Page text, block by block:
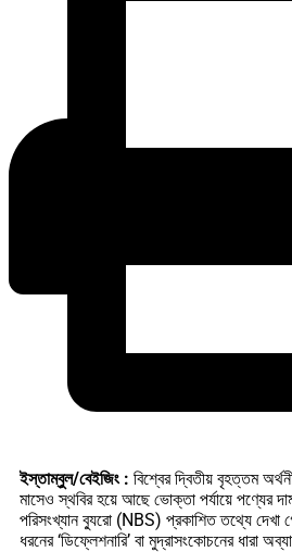
ইস্তাম্বুল/বেইজিং : বিশ্বের দ্বিতীয় বৃহত্তম
মাসেও স্থবির হয়ে আছে ভোক্তা পর্যায়ে পণ্যের
পরিসংখ্যান ব্যুরো (NBS) প্রকাশিত তথ্যে দেখা
ধরনের ‘ডিফ্লেশনারি’ বা মুদ্রাসংকোচনের ধারা